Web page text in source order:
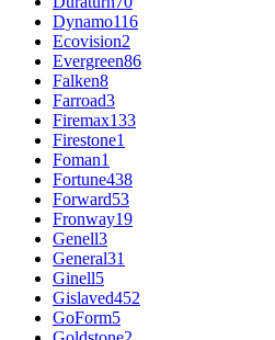
Dynamo116
Ecovision2
Evergreen86
Falken8
Farroad3
Firemax133
Firestone1
Foman1
Fortune438
Forward53
Fronway19
Genell3
General31
Ginell5
Gislaved452
GoForm5